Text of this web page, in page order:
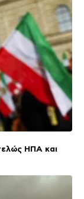
ΗΠΑ και